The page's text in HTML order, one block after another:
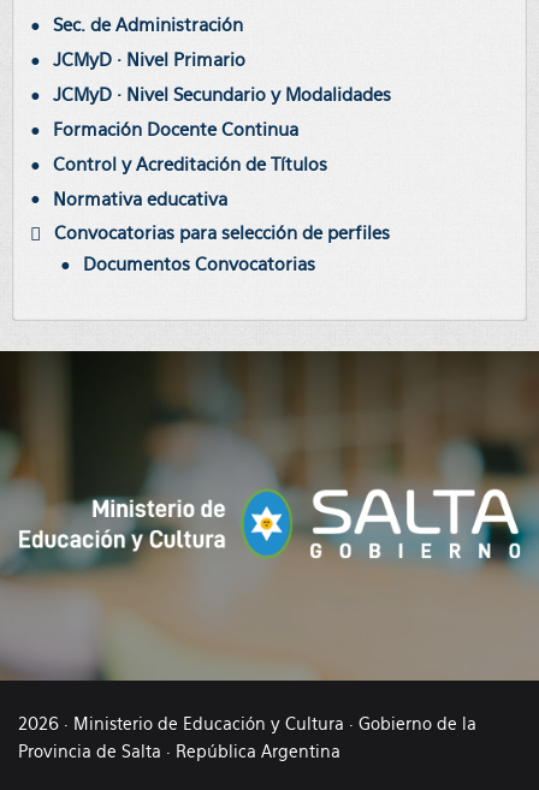
Sec. de Administración
JCMyD · Nivel Primario
JCMyD · Nivel Secundario y Modalidades
Formación Docente Continua
Control y Acreditación de Títulos
Normativa educativa
Convocatorias para selección de perfiles
Documentos Convocatorias
2026 · Ministerio de Educación y Cultura · Gobierno de la
Provincia de Salta · República Argentina